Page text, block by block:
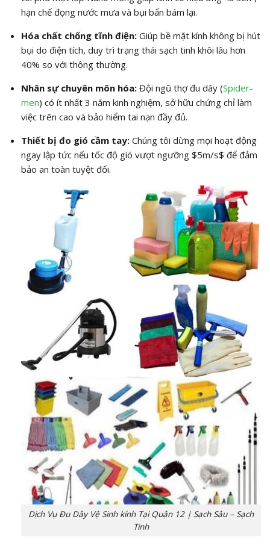
hạn chế đọng nước mưa và bụi bẩn bám lại.
Hóa chất chống tĩnh điện:Giúp bề mặt kính không bị hút
bụi do điện tích, duy trì trạng thái sạch tinh khôi lâu hơn
40% so với thông thường.
Nhân sự chuyên môn hóa:Đội ngũ thợ đu dây (Spider-
men) có ít nhất 3 năm kinh nghiệm, sở hữu chứng chỉ làm
việc trên cao và bảo hiểm tai nạn đầy đủ.
Thiết bị đo gió cầm tay:Chúng tôi dừng mọi hoạt động
ngay lập tức nếu tốc độ gió vượt ngưỡng $5m/s$ để đảm
bảo an toàn tuyệt đối.
Dịch Vụ Đu Dây Vệ Sinh kính Tại Quận 12 | Sạch Sâu – Sạch
Tinh